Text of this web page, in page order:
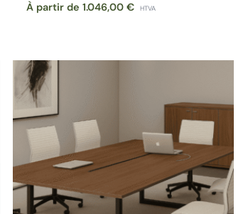
À partir de1.046,00€ HTVA